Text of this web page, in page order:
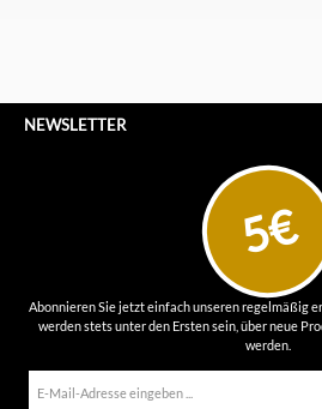
NEWSLETTER
5€
Abonnieren Sie jetzt einfach unseren regelmäßig
werden stets unter den Ersten sein, über neue
werden.